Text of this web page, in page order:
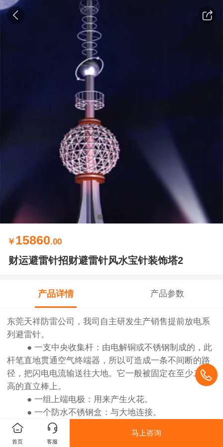
￥ 15860.00
财运避雷针招财避雷针风水宝针装饰塔2
产品详情 产品参数
东莞天祥防雷公司，我司自主研发生产销售提前放电系
列避雷针。
● 一支中央收集杆：由电解铜或不锈钢制成的，此
杆笔直地贯通空气终端器，所以可造成一条不间断的路
径，把闪电电流输送往大地。它一般被固定在至少二米
高的直立棒上。
● 一组上端电极：用来产生火花。
● 一个防水不锈钢盒：与大地连接。
● 一个电触发装置：被密封在一个保护盒内。
● 一组下端电极：用来收集瞬间产生的电能量。
首页 客服
马上咨询